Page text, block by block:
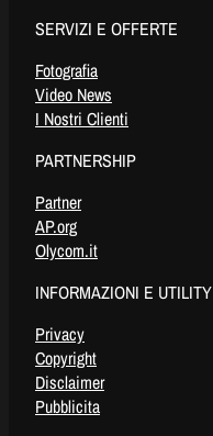
SERVIZI E OFFERTE
Fotografia
Video News
I Nostri Clienti
PARTNERSHIP
Partner
AP.org
Olycom.it
INFORMAZIONI E UTILITY
Privacy
Copyright
Disclaimer
Pubblicita